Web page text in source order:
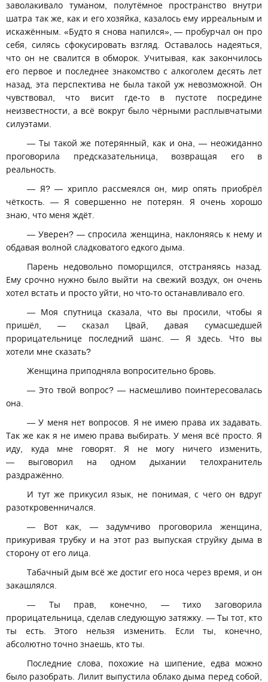
заволакивало туманом, полутёмное пространство внутри
шатра так же, как и его хозяйка, казалось ему ирреальным и
искажённым. «Будто я снова напился», — пробурчал он про
себя, силясь сфокусировать взгляд. Оставалось надеяться,
что он не свалится в обморок. Учитывая, как закончилось
его первое и последнее знакомство с алкоголем десять лет
назад, эта перспектива не была такой уж невозможной. Он
чувствовал, что висит где-то в пустоте посредине
неизвестности, а всё вокруг было чёрными расплывчатыми
силуэтами.
— Ты такой же потерянный, как и она, — неожиданно
проговорила предсказательница, возвращая его в
реальность.
— Я? — хрипло рассмеялся он, мир опять приобрёл
чёткость. — Я совершенно не потерян. Я очень хорошо
знаю, что меня ждёт.
— Уверен? — спросила женщина, наклоняясь к нему и
обдавая волной сладковатого едкого дыма.
Парень недовольно поморщился, отстраняясь назад.
Ему срочно нужно было выйти на свежий воздух, он очень
хотел встать и просто уйти, но что-то останавливало его.
— Моя спутница сказала, что вы просили, чтобы я
пришёл, — сказал Цвай, давая сумасшедшей
прорицательнице последний шанс. — Я здесь. Что вы
хотели мне сказать?
Женщина приподняла вопросительно бровь.
— Это твой вопрос? — насмешливо поинтересовалась
она.
— У меня нет вопросов. Я не имею права их задавать.
Так же как я не имею права выбирать. У меня всё просто. Я
иду, куда мне говорят. Я не могу ничего изменить,
— выговорил на одном дыхании телохранитель
раздражённо.
И тут же прикусил язык, не понимая, с чего он вдруг
разоткровенничался.
— Вот как, — задумчиво проговорила женщина,
прикуривая трубку и на этот раз выпуская струйку дыма в
сторону от его лица.
Табачный дым всё же достиг его носа через время, и он
закашлялся.
— Ты прав, конечно, — тихо заговорила
прорицательница, сделав следующую затяжку. — Ты тот, кто
ты есть. Этого нельзя изменить. Если ты, конечно,
абсолютно точно знаешь, кто ты.
Последние слова, похожие на шипение, едва можно
было разобрать. Лилит выпустила облако дыма перед собой,